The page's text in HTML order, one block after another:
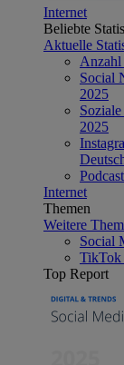
Internet
Beliebte
Aktuelle
Social
2025
2025
Internet
Themen
Weitere
Social
TikTok
Top Report